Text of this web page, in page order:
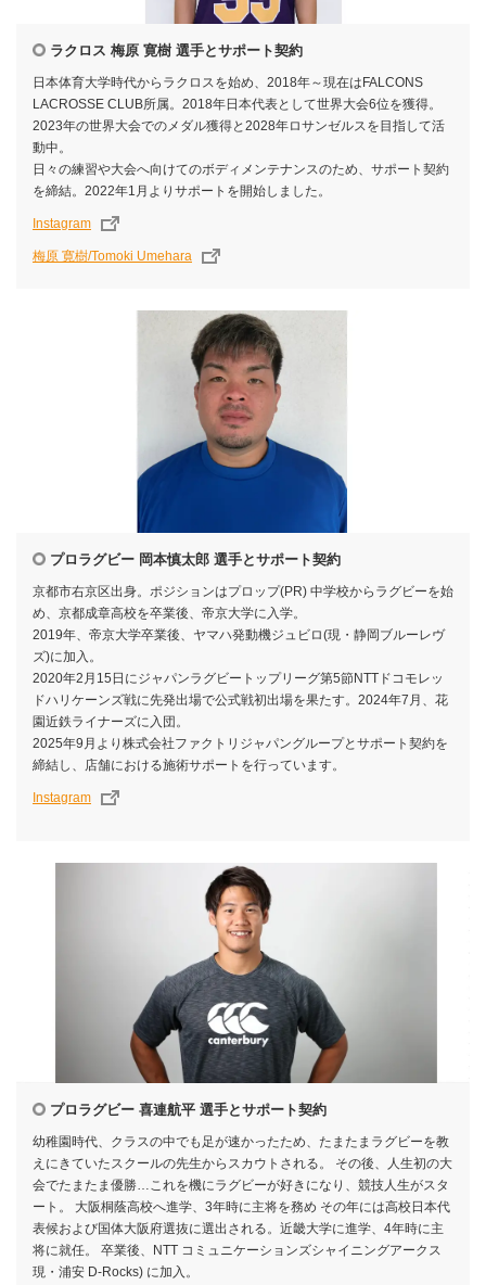
ラクロス 梅原 寛樹 選手とサポート契約
日本体育大学時代からラクロスを始め、2018年～現在はFALCONS
LACROSSE CLUB所属。2018年日本代表として世界大会6位を獲得。
2023年の世界大会でのメダル獲得と2028年ロサンゼルスを目指して活
動中。
日々の練習や大会へ向けてのボディメンテナンスのため、サポート契約
を締結。2022年1月よりサポートを開始しました。
Instagram
梅原 寛樹/Tomoki Umehara
プロラグビー 岡本慎太郎 選手とサポート契約
京都市右京区出身。ポジションはプロップ(PR) 中学校からラグビーを始
め、京都成章高校を卒業後、帝京大学に入学。
2019年、帝京大学卒業後、ヤマハ発動機ジュビロ(現・静岡ブルーレヴ
ズ)に加入。
2020年2月15日にジャパンラグビートップリーグ第5節NTTドコモレッ
ドハリケーンズ戦に先発出場で公式戦初出場を果たす。2024年7月、花
園近鉄ライナーズに入団。
2025年9月より株式会社ファクトリジャパングループとサポート契約を
締結し、店舗における施術サポートを行っています。
Instagram
プロラグビー 喜連航平 選手とサポート契約
幼稚園時代、クラスの中でも足が速かったため、たまたまラグビーを教
えにきていたスクールの先生からスカウトされる。 その後、人生初の大
会でたまたま優勝…これを機にラグビーが好きになり、競技人生がスタ
ート。 大阪桐蔭高校へ進学、3年時に主将を務め その年には高校日本代
表候および国体大阪府選抜に選出される。近畿大学に進学、4年時に主
将に就任。 卒業後、NTT コミュニケーションズシャイニングアークス
現・浦安 D-Rocks) に加入。